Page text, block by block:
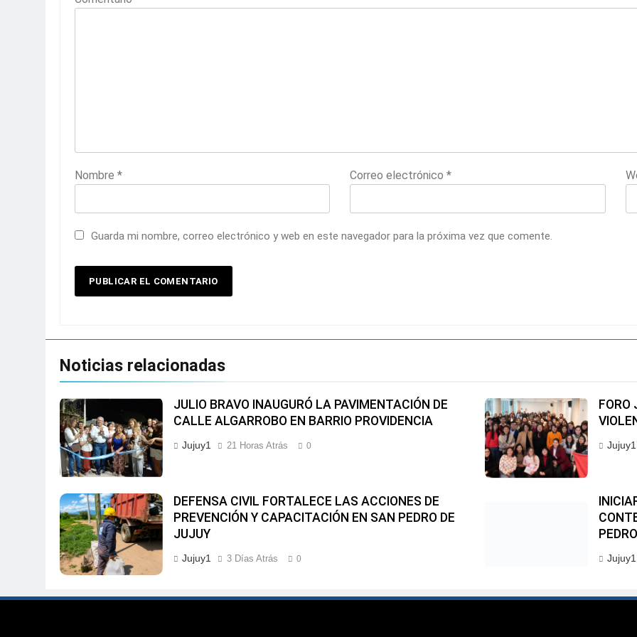
Nombre * Correo electrónico*
Guarda mi nombre, correo electrónico y web en este navegador para la próxima vez que comente.
Noticias relacionadas
JULIO BRAVO INAUGURÓ LA PAVIMENTACIÓN DE
CALLE ALGARROBO EN BARRIO PROVIDENCIA
Jujuy1 21 Horas Atrás 0
FORO
Jujuy1
DEFENSA CIVIL FORTALECE LAS ACCIONES DE
PREVENCIÓN Y CAPACITACIÓN EN SAN PEDRO DE
JUJUY
Jujuy1 3 Días Atrás 0
PEDRO
Jujuy1